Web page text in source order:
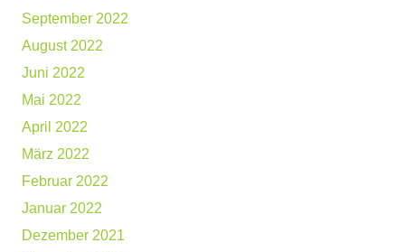
September 2022
August 2022
Juni 2022
Mai 2022
April 2022
März 2022
Februar 2022
Januar 2022
Dezember 2021